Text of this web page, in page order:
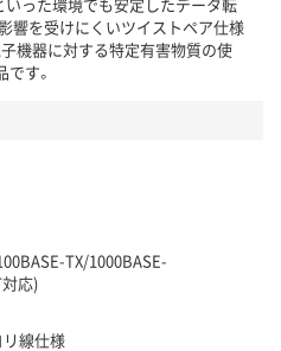
響を受けにくいツイストペア仕様
子機器に対する特定有害物質の使
す。
TX/1000BASE-
応)
リ線仕様